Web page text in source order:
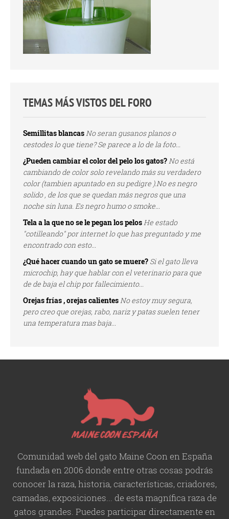
TEMAS MÁS VISTOS DEL FORO
Semillitas blancasNo seran gusanos planos o
cestodes lo que tiene? Se parece a lo de la foto...
¿Pueden cambiar el color del pelo los gatos?No está
cambiando de color solo revelando más su verdadero
color (tambien apuntado en su pedigre ).No es negro
solido , de los que se quedan más negros que una
noche sin luna. Es negro humo o smoke...
Tela a la que no se le pegan los pelosHe estado
"cotilleando" por internet lo que has preguntado y me
encontrado con esto...
¿Qué hacer cuando un gato se muere? Si el gato lleva
microchip, hay que hablar con el veterinario para que
de de baja el chip por fallecimiento...
Orejas frías , orejas calientesNo estoy muy segura,
pero creo que orejas, rabo, nariz y patas suelen tener
una temperatura mas baja...
Comunidad web del gato Maine Coon en España
fundada en 2006 donde entre otras cosas podrás
conocer la raza, historia,características, criadores,
camadas, exposiciones... de esta magnífica raza de
gatos grandes. Puedes participar directamente en